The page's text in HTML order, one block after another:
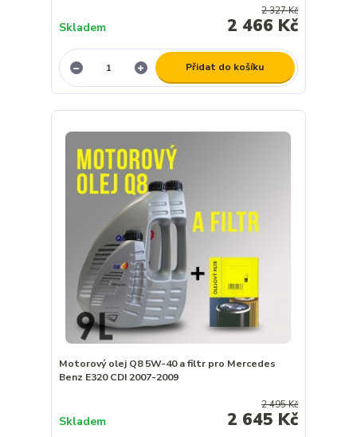
2 327 Kč
2 466 Kč
Skladem
Přidat do košíku
Motorový olej Q8 5W-40 a filtr pro Mercedes
Benz E320 CDI 2007-2009
2 495 Kč
2 645 Kč
Skladem